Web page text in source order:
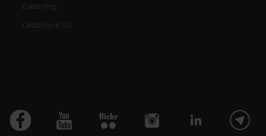
E-learning
Cedolino e CU